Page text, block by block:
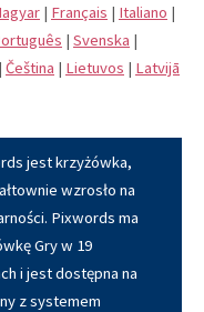
| Français | Italiano |
| Svenska |
| Čeština | Lietuvos | Latvijā
jest krzyżówka,
wzrosło na
Pixwords ma
Gry w 19
i jest dostępna na
z systemem